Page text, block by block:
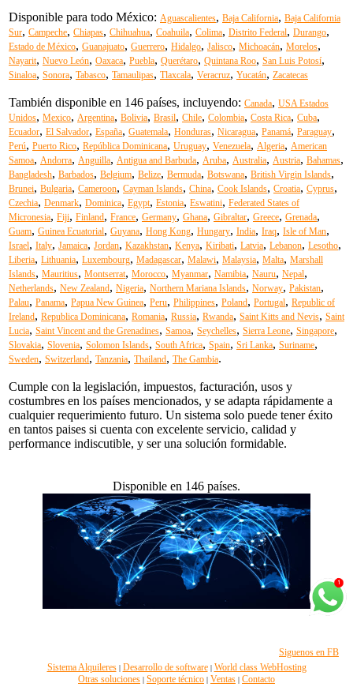
Disponible para todo México: Aguascalientes, Baja California, Baja California
Sur, Campeche, Chiapas, Chihuahua, Coahuila, Colima, Distrito Federal, Durango,
Estado de México, Guanajuato, Guerrero, Hidalgo, Jalisco, Michoacán, Morelos,
Nayarit, Nuevo León, Oaxaca, Puebla, Querétaro, Quintana Roo, San Luis Potosí,
Sinaloa, Sonora, Tabasco, Tamaulipas, Tlaxcala, Veracruz, Yucatán, Zacatecas
También disponible en 146 países, incluyendo: Canada, USA Estados
Unidos, Mexico, Argentina, Bolivia, Brasil, Chile, Colombia, Costa Rica, Cuba,
Ecuador, El Salvador, España, Guatemala, Honduras, Nicaragua, Panamá, Paraguay,
Perú, Puerto Rico, República Dominicana, Uruguay, Venezuela, Algeria, American
Samoa, Andorra, Anguilla, Antigua and Barbuda, Aruba, Australia, Austria, Bahamas,
Bangladesh, Barbados, Belgium, Belize, Bermuda, Botswana, British Virgin Islands,
Brunei, Bulgaria, Cameroon, Cayman Islands, China, Cook Islands, Croatia, Cyprus,
Czechia, Denmark, Dominica, Egypt, Estonia, Eswatini, Federated States of
Micronesia, Fiji, Finland, France, Germany, Ghana, Gibraltar, Greece, Grenada,
Guam, Guinea Ecuatorial, Guyana, Hong Kong, Hungary, India, Iraq, Isle of Man,
Israel, Italy, Jamaica, Jordan, Kazakhstan, Kenya, Kiribati, Latvia, Lebanon, Lesotho,
Liberia, Lithuania, Luxembourg, Madagascar, Malawi, Malaysia, Malta, Marshall
Islands, Mauritius, Montserrat, Morocco, Myanmar, Namibia, Nauru, Nepal,
Netherlands, New Zealand, Nigeria, Northern Mariana Islands, Norway, Pakistan,
Palau, Panama, Papua New Guinea, Peru, Philippines, Poland, Portugal, Republic of
Ireland, Republica Dominicana, Romania, Russia, Rwanda, Saint Kitts and Nevis, Saint
Lucia, Saint Vincent and the Grenadines, Samoa, Seychelles, Sierra Leone, Singapore,
Slovakia, Slovenia, Solomon Islands, South Africa, Spain, Sri Lanka, Suriname,
Sweden, Switzerland, Tanzania, Thailand, The Gambia.
Cumple con la legislación, impuestos, facturación, usos y
costumbres en los países mencionados, y se adapta rápidamente a
cualquier requerimiento futuro. Un sistema solo puede tener éxito
en tantos paises si cuenta con excelente servicio, calidad y
performance indiscutible, y ser una solución formidable.
Disponible en 146 países.
Siguenos en FB
Sistema Alquileres| Desarrollo de software| World class WebHosting
Otras soluciones | Soporte técnico | Ventas | Contacto